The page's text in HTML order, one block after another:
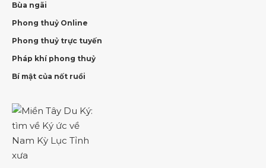
Bùa ngãi
Phong thuỷ Online
Phong thuỷ trực tuyến
Pháp khí phong thuỷ
Bí mật của nốt ruồi